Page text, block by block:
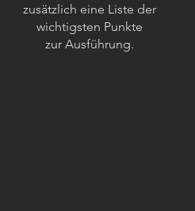
zusätzlich eine Liste der
wichtigsten Punkte
zurAusführung.